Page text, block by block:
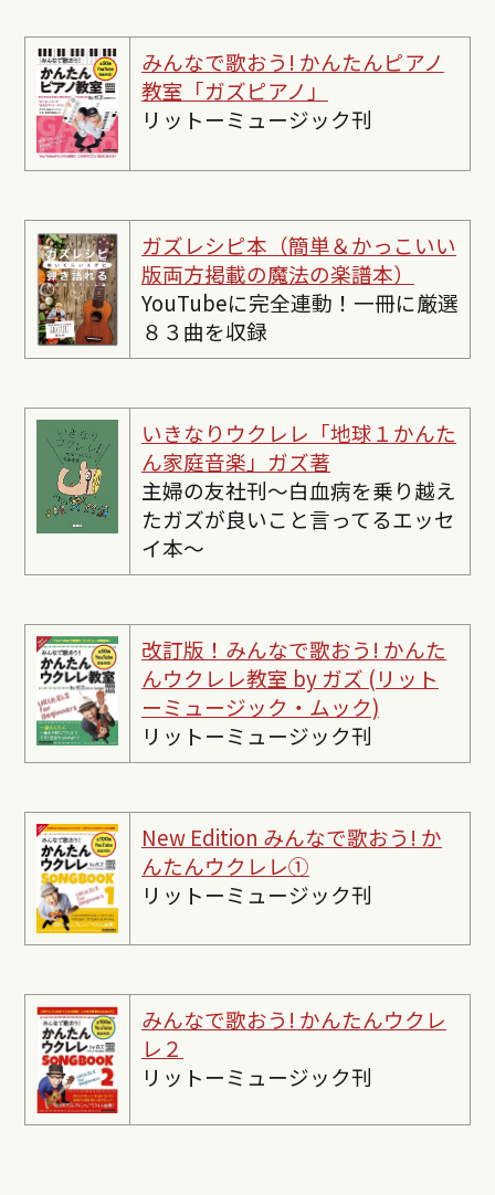
みんなで歌おう! かんたんピアノ
教室「ガズピアノ」
リットーミュージック刊
ガズレシピ本（簡単＆かっこいい
版両方掲載の魔法の楽譜本）
YouTubeに完全連動！一冊に厳選
８３曲を収録
いきなりウクレレ「地球１かんた
ん家庭音楽」ガズ著
主婦の友社刊〜白血病を乗り越え
たガズが良いこと言ってるエッセ
イ本〜
改訂版！みんなで歌おう! かんた
んウクレレ教室 by ガズ (リット
ーミュージック・ムック)
リットーミュージック刊
New Edition みんなで歌おう! か
んたんウクレレ①
リットーミュージック刊
みんなで歌おう! かんたんウクレ
レ２
リットーミュージック刊